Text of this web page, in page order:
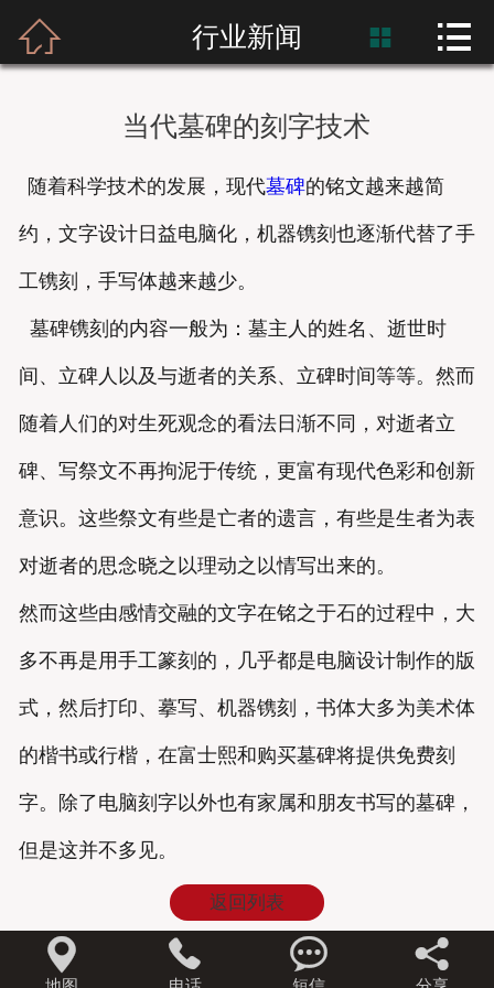
首页
新闻资讯
工程案例
 行业新闻  
当代墓碑的刻字技术
随着科学技术的发展，现代墓碑的铭文越来越简
约，文字设计日益电脑化，机器镌刻也逐渐代替了手
工镌刻，手写体越来越少。
墓碑镌刻的内容一般为：墓主人的姓名、逝世时
间、立碑人以及与逝者的关系、立碑时间等等。然而
随着人们的对生死观念的看法日渐不同，对逝者立
碑、写祭文不再拘泥于传统，更富有现代色彩和创新
意识。这些祭文有些是亡者的遗言，有些是生者为表
对逝者的思念晓之以理动之以情写出来的。
然而这些由感情交融的文字在铭之于石的过程中，大
多不再是用手工篆刻的，几乎都是电脑设计制作的版
式，然后打印、摹写、机器镌刻，书体大多为美术体
的楷书或行楷，在富士熙和购买墓碑将提供免费刻
字。除了电脑刻字以外也有家属和朋友书写的墓碑，
但是这并不多见。
返回列表
   